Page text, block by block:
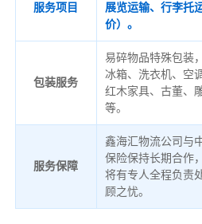
服务项目
展览运输、行李托
价）。
包装服务
易碎物品特殊包装
冰箱、洗衣机、空
红木家具、古董、
等。
服务保障
鑫海汇物流公司与
保险保持长期合作
将有专人全程负责
顾之忧。